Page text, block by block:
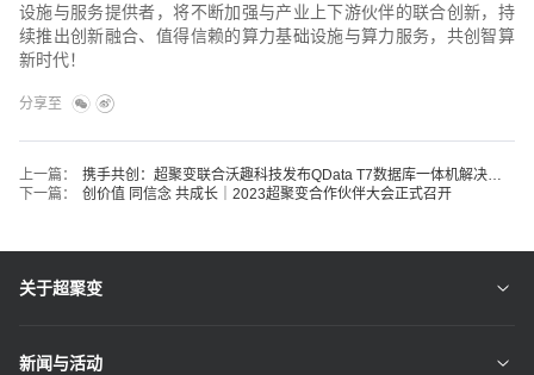
设施与服务提供者，将不断加强与产业上下游伙伴的联合创新，持
续推出创新融合、值得信赖的算力基础设施与算力服务，共创智算
新时代！
分享至
上一篇：
携手共创：超聚变联合沃趣科技发布QData T7数据库一体机解决方案
下一篇：
创价值 同信念 共成长｜2023超聚变合作伙伴大会正式召开
关于超聚变
新闻与活动